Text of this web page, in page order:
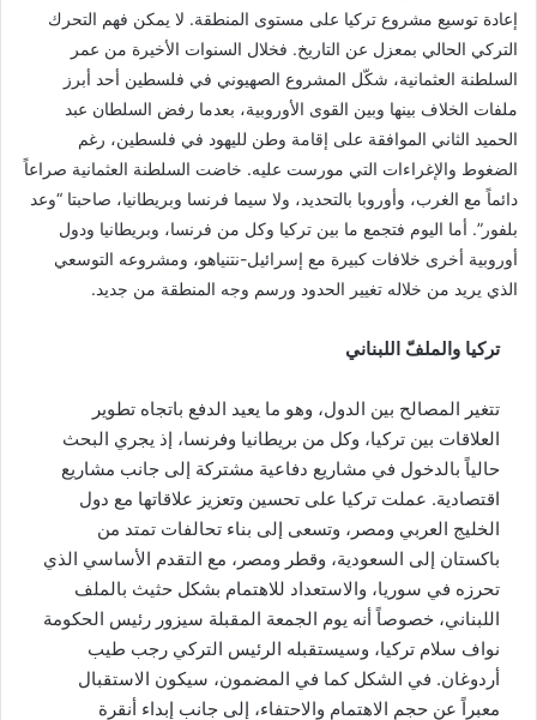
إعادة توسيع مشروع تركيا على مستوى المنطقة. لا يمكن فهم التحرك
التركي الحالي بمعزل عن التاريخ. فخلال السنوات الأخيرة من عمر
السلطنة العثمانية، شكّل المشروع الصهيوني في فلسطين أحد أبرز
ملفات الخلاف بينها وبين القوى الأوروبية، بعدما رفض السلطان عبد
الحميد الثاني الموافقة على إقامة وطن لليهود في فلسطين، رغم
الضغوط والإغراءات التي مورست عليه. خاضت السلطنة العثمانية صراعاً
دائماً مع الغرب، وأوروبا بالتحديد، ولا سيما فرنسا وبريطانيا، صاحبتا “وعد
بلفور”. أما اليوم فتجمع ما بين تركيا وكل من فرنسا، وبريطانيا ودول
أوروبية أخرى خلافات كبيرة مع إسرائيل-نتنياهو، ومشروعه التوسعي
الذي يريد من خلاله تغيير الحدود ورسم وجه المنطقة من جديد.
تركيا والملفّ اللبناني
تتغير المصالح بين الدول، وهو ما يعيد الدفع باتجاه تطوير
العلاقات بين تركيا، وكل من بريطانيا وفرنسا، إذ يجري البحث
حالياً بالدخول في مشاريع دفاعية مشتركة إلى جانب مشاريع
اقتصادية. عملت تركيا على تحسين وتعزيز علاقاتها مع دول
الخليج العربي ومصر، وتسعى إلى بناء تحالفات تمتد من
باكستان إلى السعودية، وقطر ومصر، مع التقدم الأساسي الذي
تحرزه في سوريا، والاستعداد للاهتمام بشكل حثيث بالملف
اللبناني، خصوصاً أنه يوم الجمعة المقبلة سيزور رئيس الحكومة
نواف سلام تركيا، وسيستقبله الرئيس التركي رجب طيب
أردوغان. في الشكل كما في المضمون، سيكون الاستقبال
معبراً عن حجم الاهتمام والاحتفاء، إلى جانب إبداء أنقرة